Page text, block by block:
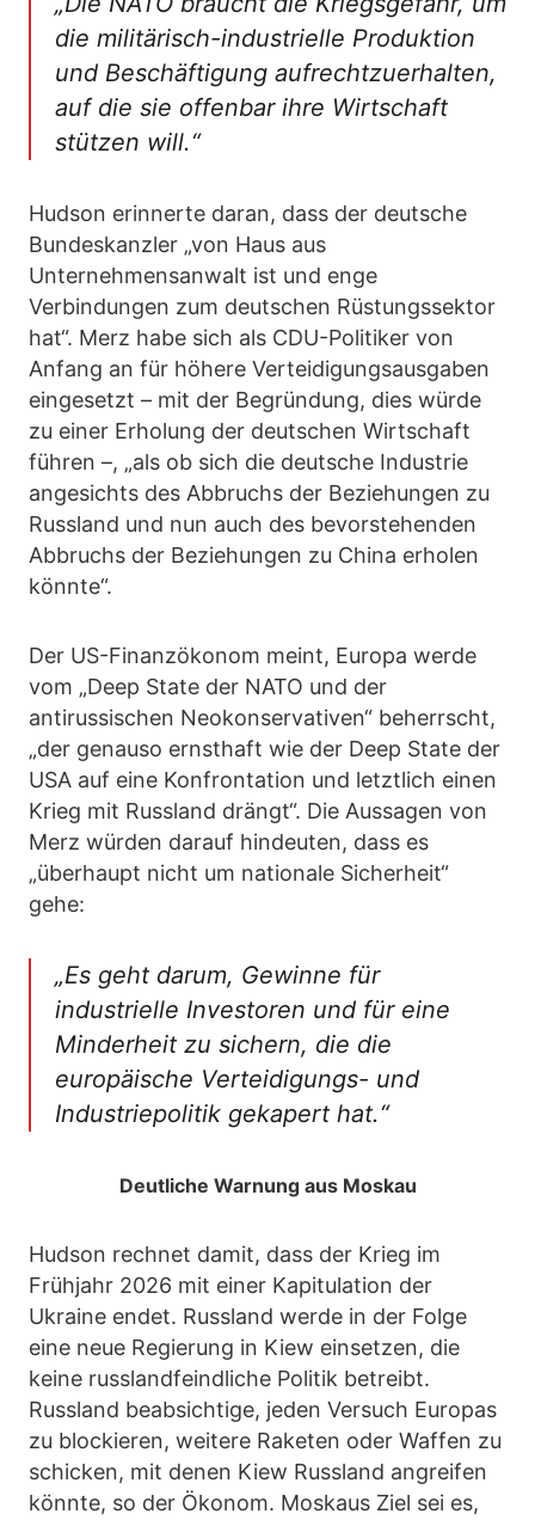
die militärisch-industrielle Produktion
und Beschäftigung aufrechtzuerhalten,
auf die sie offenbar ihre Wirtschaft
stützen will.“
Hudson erinnerte daran, dass der deutsche
Bundeskanzler „von Haus aus
Unternehmensanwalt ist und enge
Verbindungen zum deutschen Rüstungssektor
hat“. Merz habe sich als CDU-Politiker von
Anfang an für höhere Verteidigungsausgaben
eingesetzt – mit der Begründung, dies würde
zu einer Erholung der deutschen Wirtschaft
führen –, „als ob sich die deutsche Industrie
angesichts des Abbruchs der Beziehungen zu
Russland und nun auch des bevorstehenden
Abbruchs der Beziehungen zu China erholen
könnte“.
Der US-Finanzökonom meint, Europa werde
vom „Deep State der NATO und der
antirussischen Neokonservativen“ beherrscht,
„der genauso ernsthaft wie der Deep State der
USA auf eine Konfrontation und letztlich einen
Krieg mit Russland drängt“. Die Aussagen von
Merz würden darauf hindeuten, dass es
„überhaupt nicht um nationale Sicherheit“
gehe:
„Es geht darum, Gewinne für
industrielle Investoren und für eine
Minderheit zu sichern, die die
europäische Verteidigungs- und
Industriepolitik gekapert hat.“
Deutliche Warnung aus Moskau
Hudson rechnet damit, dass der Krieg im
Frühjahr 2026 mit einer Kapitulation der
Ukraine endet. Russland werde in der Folge
eine neue Regierung in Kiew einsetzen, die
keine russlandfeindliche Politik betreibt.
Russland beabsichtige, jeden Versuch Europas
zu blockieren, weitere Raketen oder Waffen zu
schicken, mit denen Kiew Russland angreifen
könnte, so der Ökonom. Moskaus Ziel sei es,